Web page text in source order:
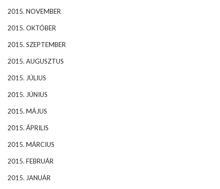
2015. NOVEMBER
2015. OKTÓBER
2015. SZEPTEMBER
2015. AUGUSZTUS
2015. JÚLIUS
2015. JÚNIUS
2015. MÁJUS
2015. ÁPRILIS
2015. MÁRCIUS
2015. FEBRUÁR
2015. JANUÁR